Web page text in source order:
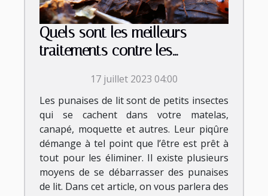
Quels sont les meilleurs
traitements contre les
17 juillet 2023 04:00
Les punaises de lit sont de petits insectes
qui se cachent dans votre matelas,
canapé, moquette et autres. Leur piqûre
démange à tel point que l’être est prêt à
tout pour les éliminer. Il existe plusieurs
moyens de se débarrasser des punaises
de lit. Dans cet article, on vous parlera des